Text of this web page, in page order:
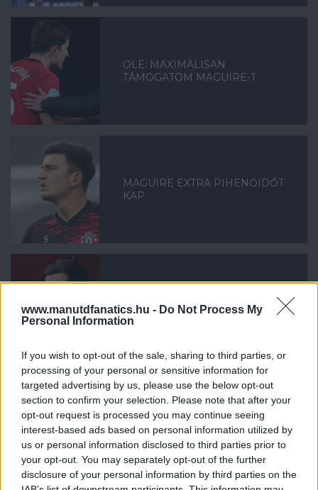
www.manutdfanatics.hu - Do Not Process My
Personal Information
If you wish to opt-out of the sale, sharing to third parties, or
processing of your personal or sensitive information for
targeted advertising by us, please use the below opt-out
section to confirm your selection. Please note that after your
opt-out request is processed you may continue seeing
interest-based ads based on personal information utilized by
us or personal information disclosed to third parties prior to
your opt-out. You may separately opt-out of the further
disclosure of your personal information by third parties on the
OLE: MAXIMÁLISAN
TÁMOGATOM MAGUIRE-T
MAGUIRE EXTRA PIHENŐIDŐT
KAP
ÉLETEMET
MAGUIRE MEGTARTHATJA A
CSAPATKAPITÁNYI SZALAGOT